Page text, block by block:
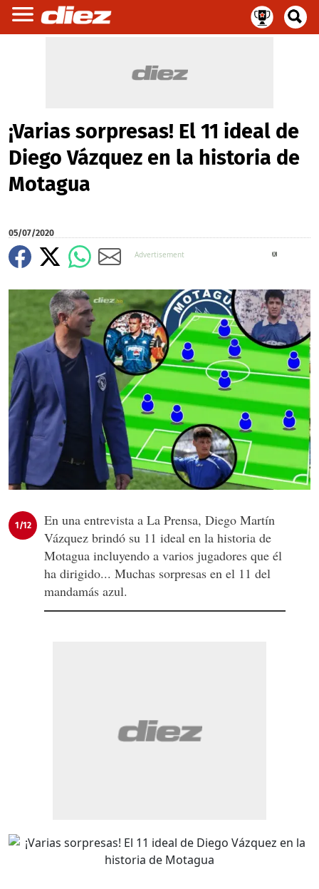
¡Varias sorpresas! El 11 ideal de
Diego Vázquez en la historia de
Motagua
05/07/2020
1/12
En una entrevista a La Prensa, Diego Martín
Vázquez brindó su 11 ideal en la historia de
Motagua incluyendo a varios jugadores que él
ha dirigido... Muchas sorpresas en el 11 del
mandamás azul.
X